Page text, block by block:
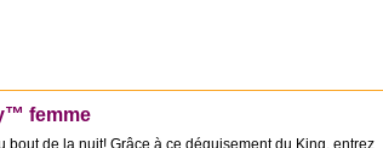
femme
bout de la nuit! Grâce à ce déguisement du King, entrez